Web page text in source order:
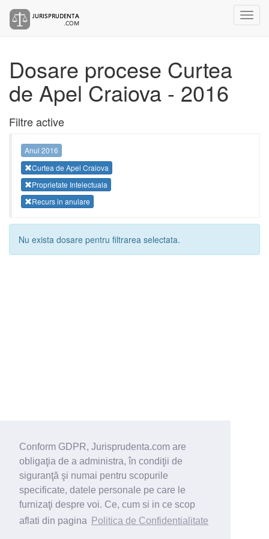
Conform GDPR, Jurisprudenta.com are
obligaţia de a administra, în condiţii de
siguranţă şi numai pentru scopurile
specificate, datele personale pe care le
furnizaţi despre voi. Ce, cum si in ce scop
aflati din pagina
Politica de Confidentialitate
Dosare procese Curtea
de Apel Craiova - 2016
Filtre active
Anul 2016
Curtea de Apel Craiova
Proprietate Intelectuala
Recurs in anulare
Nu exista dosare pentru filtrarea selectata.